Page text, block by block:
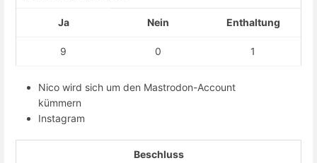
Ja Nein Enthaltung
9 0 1
Nico wird sich um den Mastrodon-Account
kümmern
Instagram
Beschluss